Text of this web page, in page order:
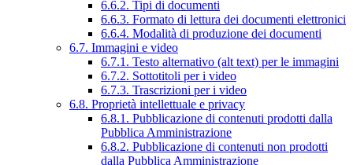
6.6.2. Tipi di documenti
6.6.3. Formato di lettura dei documenti elettronici
6.6.4. Modalità di produzione dei documenti
6.7. Immagini e video
6.7.1. Testo alternativo (alt text) per le immagini
6.7.2. Sottotitoli per i video
6.7.3. Trascrizioni per i video
6.8. Proprietà intellettuale e privacy
6.8.1. Pubblicazione di contenuti prodotti dalla
Pubblica Amministrazione
6.8.2. Pubblicazione di contenuti non prodotti
dalla Pubblica Amministrazione